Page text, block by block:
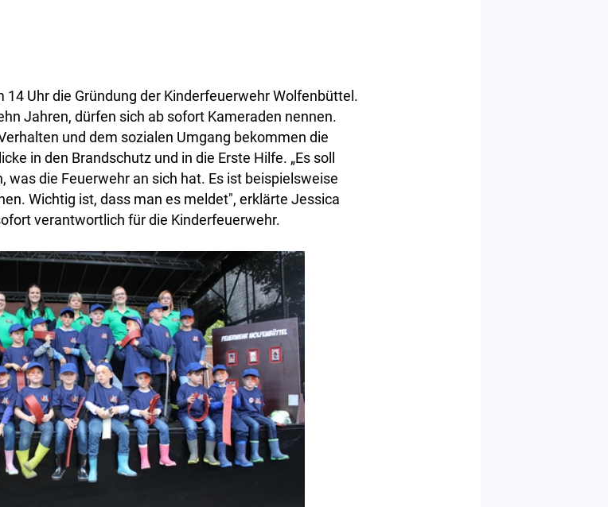
Uhr die Gründung der Kinderfeuerwehr Wolfenbüttel.
Jahren, dürfen sich ab sofort Kameraden nennen.
und dem sozialen Umgang bekommen die
in den Brandschutz und in die Erste Hilfe. „Es soll
die Feuerwehr an sich hat. Es ist beispielsweise
Wichtig ist, dass man es meldet", erklärte Jessica
verantwortlich für die Kinderfeuerwehr.